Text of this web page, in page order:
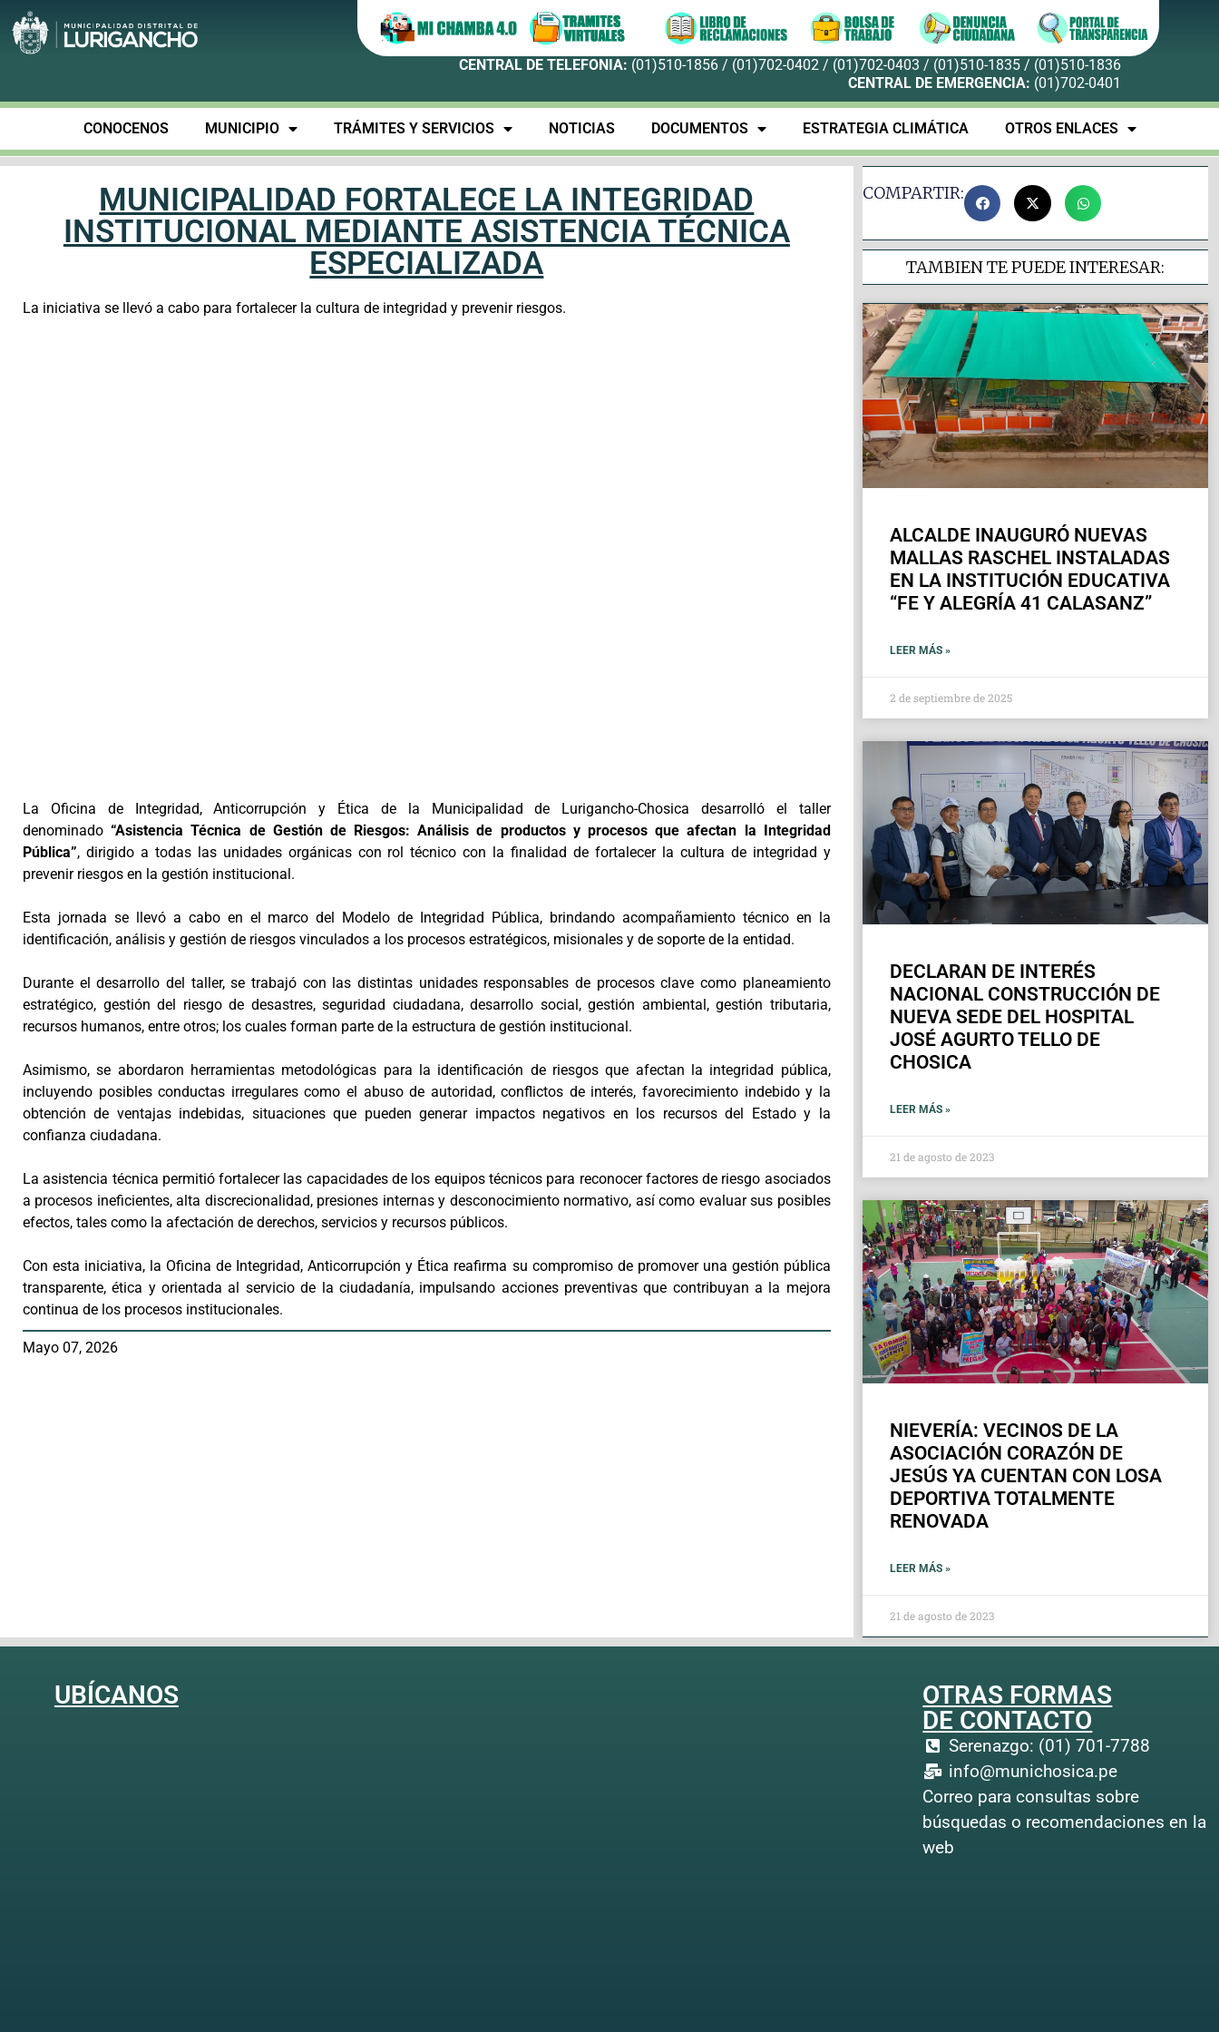
CENTRAL DE TELEFONIA: (01)510-1856 / (01)702-0402 / (01)702-0403 / (01)510-1835 / (01)510-1836
CENTRAL DE EMERGENCIA: (01)702-0401
CONOCENOS MUNICIPIO TRÁMITES Y SERVICIOS NOTICIAS DOCUMENTOS ESTRATEGIA CLIMÁTICA OTROS ENLACES
MUNICIPALIDAD FORTALECE LA INTEGRIDAD
INSTITUCIONAL MEDIANTE ASISTENCIA TÉCNICA
ESPECIALIZADA
La iniciativa se llevó a cabo para fortalecer la cultura de integridad y prevenir riesgos.
La Oficina de Integridad, Anticorrupción y Ética de la Municipalidad de Lurigancho-Chosica desarrolló el taller
denominado“Asistencia Técnica de Gestión de Riesgos: Análisis de productos y procesos que afectan la Integridad
Pública”, dirigido a todas las unidades orgánicas con rol técnico con la finalidad de fortalecer la cultura de integridad y
prevenir riesgos en la gestión institucional.
Esta jornada se llevó a cabo en el marco del Modelo de Integridad Pública, brindando acompañamiento técnico en la
identificación, análisis y gestión de riesgos vinculados a los procesos estratégicos, misionales y de soporte de la entidad.
Durante el desarrollo del taller, se trabajó con las distintas unidades responsables de procesos clave como planeamiento
estratégico, gestión del riesgo de desastres, seguridad ciudadana, desarrollo social, gestión ambiental, gestión tributaria,
recursos humanos, entre otros; los cuales forman parte de la estructura de gestión institucional.
Asimismo, se abordaron herramientas metodológicas para la identificación de riesgos que afectan la integridad pública,
incluyendo posibles conductas irregulares como el abuso de autoridad, conflictos de interés, favorecimiento indebido y la
obtención de ventajas indebidas, situaciones que pueden generar impactos negativos en los recursos del Estado y la
confianza ciudadana.
La asistencia técnica permitió fortalecer las capacidades de los equipos técnicos para reconocer factores de riesgo asociados
a procesos ineficientes, alta discrecionalidad, presiones internas y desconocimiento normativo, así como evaluar sus posibles
efectos, tales como la afectación de derechos, servicios y recursos públicos.
Con esta iniciativa, la Oficina de Integridad, Anticorrupción y Ética reafirma su compromiso de promover una gestión pública
transparente, ética y orientada al servicio de la ciudadanía, impulsando acciones preventivas que contribuyan a la mejora
continua de los procesos institucionales.
Mayo 07, 2026
COMPARTIR:
TAMBIEN TE PUEDE INTERESAR:
ALCALDE INAUGURÓ NUEVAS
MALLAS RASCHEL INSTALADAS
EN LA INSTITUCIÓN EDUCATIVA
“FE Y ALEGRÍA 41 CALASANZ”
LEER MÁS »
2 de septiembre de 2025
DECLARAN DE INTERÉS
NACIONAL CONSTRUCCIÓN DE
NUEVA SEDE DEL HOSPITAL
JOSÉ AGURTO TELLO DE
CHOSICA
LEER MÁS »
21 de agosto de 2023
NIEVERÍA: VECINOS DE LA
ASOCIACIÓN CORAZÓN DE
JESÚS YA CUENTAN CON LOSA
DEPORTIVA TOTALMENTE
RENOVADA
LEER MÁS »
21 de agosto de 2023
UBÍCANOS
OTRAS FORMAS
DE CONTACTO
Serenazgo: (01) 701-7788
info@munichosica.pe
Correo para consultas sobre
búsquedas o recomendaciones en la
web